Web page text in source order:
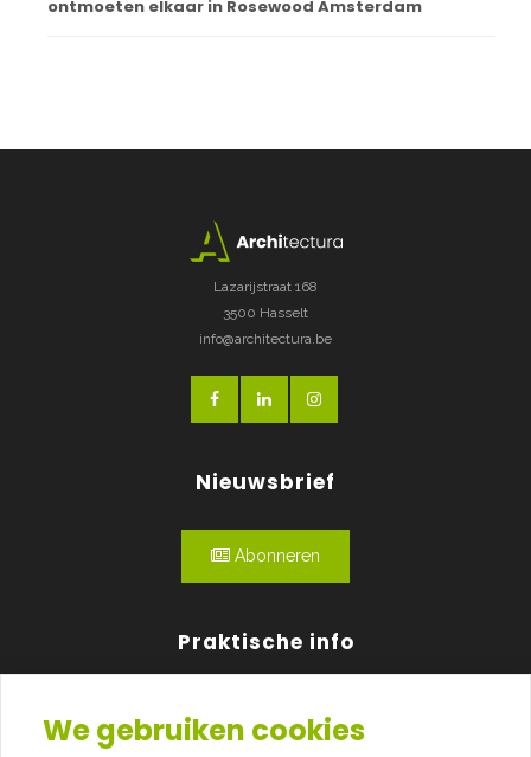
ontmoeten elkaar in Rosewood Amsterdam
Lazarijstraat 168
3500 Hasselt
info@architectura.be
Nieuwsbrief
Abonneren
Praktische info
We gebruiken cookies